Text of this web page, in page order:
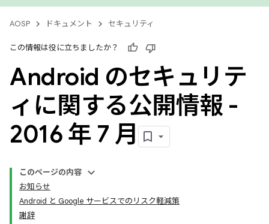
AOSP ドキュメント セキュリティ
この情報は役に立ちましたか？
Android のセキュリテ
ィに関する公開情報 -
2016 年 7 月
このページの内容
お知らせ
Android と Google サービスでのリスク軽減策
謝辞